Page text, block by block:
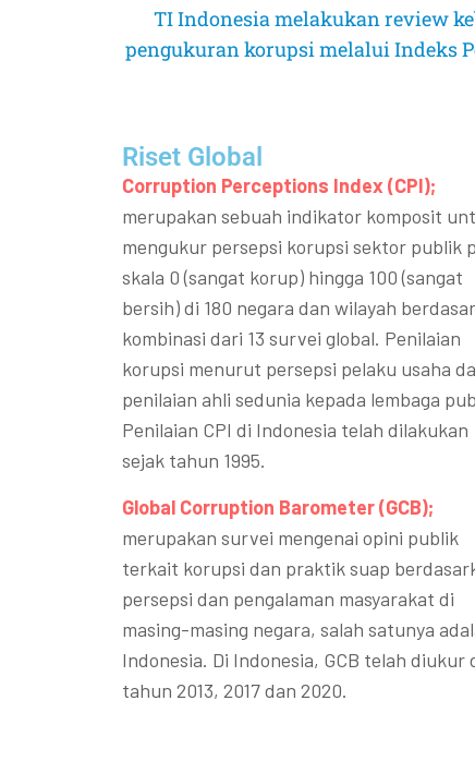
TI Indonesia melakukan review
pengukuran korupsi melalui Indeks
Riset Global​
Corruption Perceptions Index (CPI);
merupakan sebuah indikator komposit
mengukur persepsi korupsi sektor publik
skala 0 (sangat korup) hingga 100 (sangat
bersih) di 180 negara dan wilayah
kombinasi dari 13 survei global. Penilaian
korupsi menurut persepsi pelaku usaha
penilaian ahli sedunia kepada lembaga
Penilaian CPI di Indonesia telah dilakukan
sejak tahun 1995.
Global Corruption Barometer (GCB);
merupakan survei mengenai opini publik
terkait korupsi dan praktik suap
persepsi dan pengalaman masyarakat di
masing-masing negara, salah satunya
Indonesia. Di Indonesia, GCB telah diukur
tahun 2013, 2017 dan 2020.